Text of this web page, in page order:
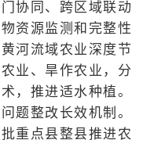
协同、跨区域联动
资源监测和完整性
河流域农业深度节
业、旱作农业，分
，推进适水种植。
题整改长效机制。
重点县整县推进农